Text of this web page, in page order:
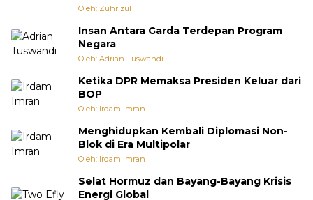
Oleh: Zuhrizul
Insan Antara Garda Terdepan Program
Negara
Oleh: Adrian Tuswandi
Ketika DPR Memaksa Presiden Keluar dari
BOP
Oleh: Irdam Imran
Menghidupkan Kembali Diplomasi Non-
Blok di Era Multipolar
Oleh: Irdam Imran
Selat Hormuz dan Bayang-Bayang Krisis
Energi Global